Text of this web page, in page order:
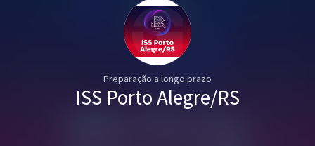
Preparação a longo prazo
ISS Porto Alegre/RS